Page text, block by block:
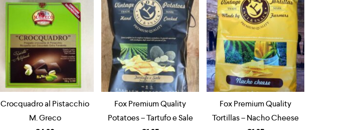
Crocquadro al Pistacchio
M. Greco
Fox Premium Quality
Potatoes – Tartufo e Sale
Fox Premium Quality
Tortillas – Nacho Cheese